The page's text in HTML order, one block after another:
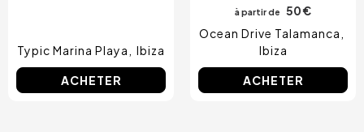
Typic Marina Playa Ibiza
ACHETER
à partir de
50 €
Ocean Drive Talamanca
Ibiza
ACHETER